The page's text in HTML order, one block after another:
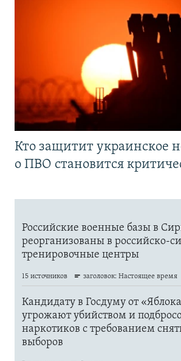
Кто защитит украинское
о ПВО становится